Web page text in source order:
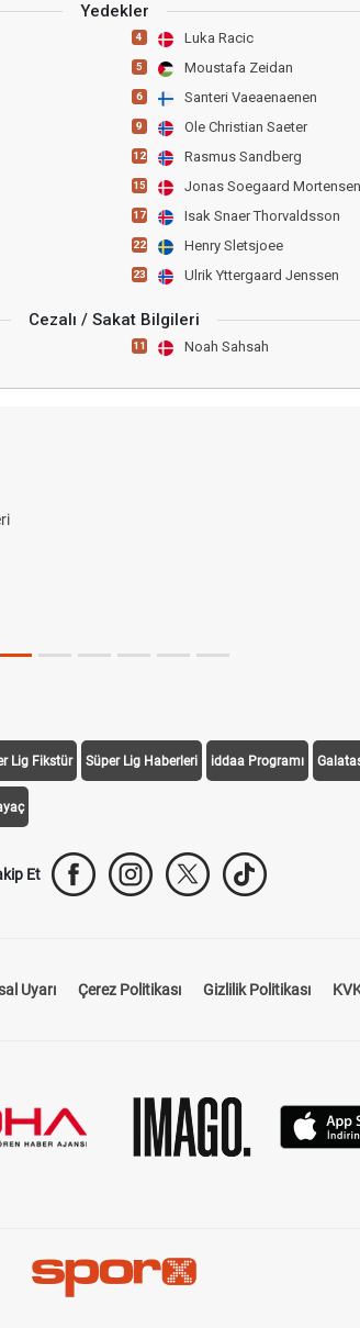
Yedekler
4 Luka Racic
5 Moustafa Zeidan
6 Santeri Vaeaenaenen
9 Ole Christian Saeter
12 Rasmus Sandberg
15 Jonas Soegaard Mortensen
17 Isak Snaer Thorvaldsson
22 Henry Sletsjoee
23 Ulrik Yttergaard Jenssen
Cezalı / Sakat Bilgileri
11 Noah Sahsah
Lig Fikstür Süper Lig Haberleri iddaa Programı
Et
Uyarı Çerez Politikası Gizlilik Politikası